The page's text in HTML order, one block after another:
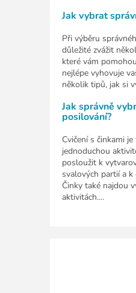
Jak vybrat
Při výběru
důležité zvážit
které vám
nejlépe vyhovuje
několik tipů, jak si
Jak správně
posilování?
Cvičení s činkami
jednoduchou
posloužit k
svalových partií a k
Činky také najdou
aktivitách....